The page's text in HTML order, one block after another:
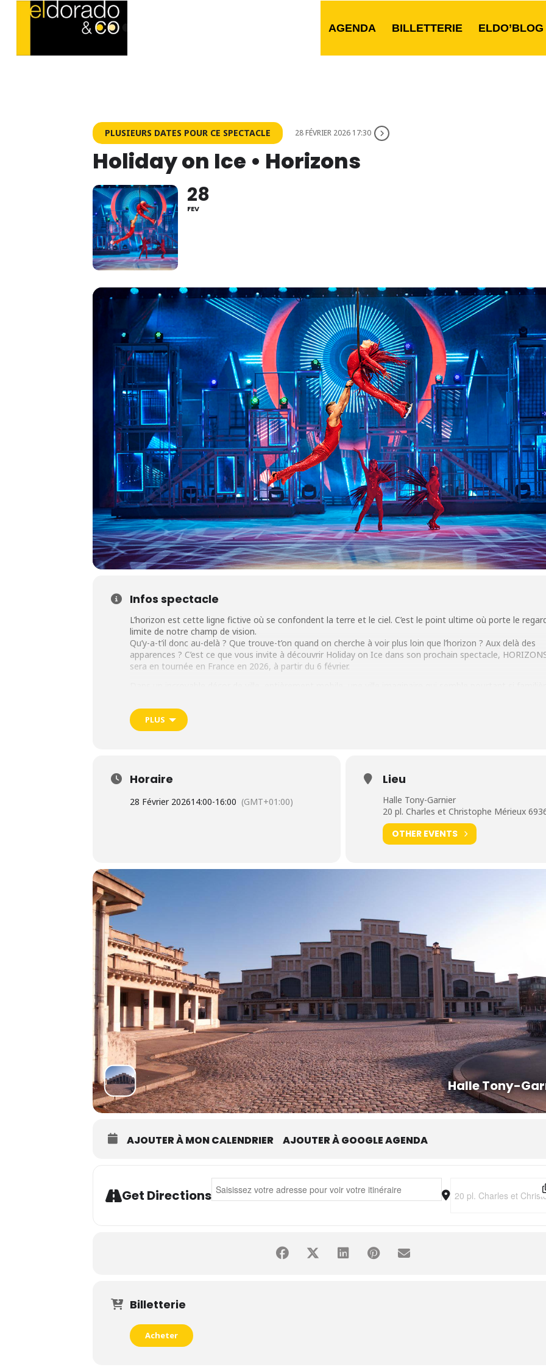
AGENDA BILLETTERIE ELDO’BLOG
PLUSIEURS DATES POUR CE SPECTACLE 28 FÉVRIER 2026 17:30
Holiday on Ice • Horizons
28
FEV
Infos spectacle
L’horizon est cette ligne fictive où se confondent la terre et le ciel. C’est le point ultime où porte le
limite de notre champ de vision.
Qu’y-a-t’il donc au-delà ? Que trouve-t’on quand on cherche à voir plus loin que l’horizon ? Aux delà des
apparences ? C’est ce que vous invite à découvrir Holiday on Ice dans son prochain spectacle,
sera en tournée en France en 2026, à partir du 6 février.
secrets, ses rites, ses pratiques et surtout ses formidables habitants, tous plus originaux les uns que
Aux côtés de nos 40 artistes et patineurs, choisis parmi les meilleurs au monde, et avec, pour la
HORIZONS, le prochain spectacle d’Holiday on Ice est une magnifique leçon de vie et d’urbanité qui ne
pas vous laisser indifférent car c’est en regardant par delà l’horizon qu’on découvre les beautés du
Spectacle les samedi 28 février & dimanche 1er mars 2026 (14h & 17h30) à la Halle Tony-
PLUS
Horaire
28 Février 202614:00-16:00 (GMT+01:00)
Lieu
Halle Tony-Garnier
20 pl. Charles et Christophe Mérieux
OTHER EVENTS
Halle Tony-
AJOUTER À MON CALENDRIER AJOUTER À GOOGLE AGENDA
Get Directions
Address - Holiday on Ice • Horizons [6uttPEU7d] Destination Address -
Billetterie
Acheter